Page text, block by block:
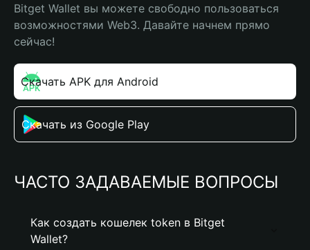
Bitget Wallet вы можете свободно пользоваться
возможностями Web3. Давайте начнем прямо
сейчас!
Скачать APK для Android
Скачать из Google Play
ЧАСТО ЗАДАВАЕМЫЕ ВОПРОСЫ
Как создать кошелек token в Bitget
Wallet?